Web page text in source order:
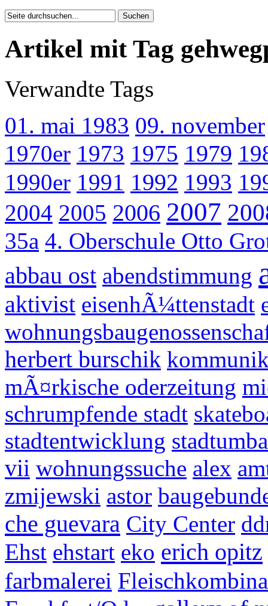
Artikel mit Tag
Verwandte Tags
01. mai 1983 09. november
1970er 1973 1975 1979
1990er 1991 1992 1993
2004 2005 2006 2007
35a 4. Oberschule Otto
abbau ost abendstimmung
aktivist eisenhÃ¼ttenstadt
herbert burschik
mÃ¤rkische oderzeitung
schrumpfende stadt
stadtentwicklung
vii wohnungssuche alex
zmijewski astor
che guevara City Center
Ehst ehstart eko erich opitz
farbmalerei